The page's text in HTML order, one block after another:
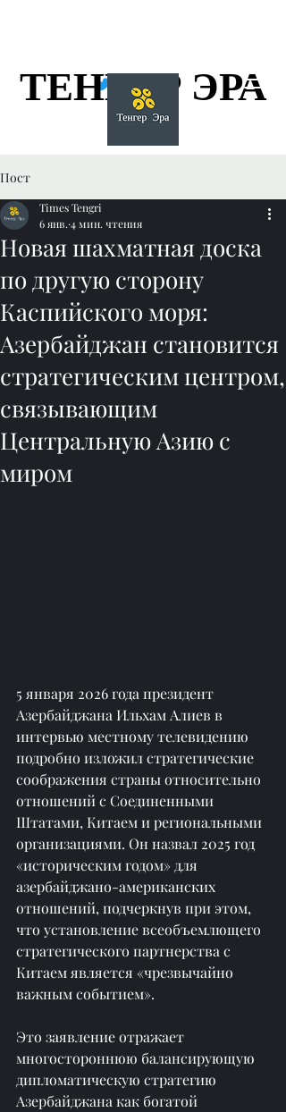
ТЕНГЕР ЭРА
ТЕНГЕР ЭРА
Пост
Новая шахматная доска
по другую сторону
Каспийского моря:
Азербайджан становится
стратегическим центром,
связывающим
Центральную Азию с
миром
Times Tengri
6 янв. 4 мин. чтения
5 января 2026 года президент
Азербайджана Ильхам Алиев в
интервью местному телевидению
подробно изложил стратегические
соображения страны относительно
отношений с Соединенными
Штатами, Китаем и региональными
организациями. Он назвал 2025 год
«историческим годом» для
азербайджано-американских
отношений, подчеркнув при этом,
что установление всеобъемлющего
стратегического партнерства с
Китаем является «чрезвычайно
важным событием».
Это заявление отражает
многостороннюю балансирующую
дипломатическую стратегию
Азербайджана как богатой